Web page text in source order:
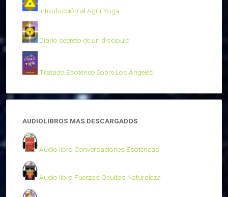
Introducción al Agni Yoga
Diario secreto de un discípulo
Tratado Esotérico Sobre Los Ángeles
AUDIOLIBROS MAS DESCARGADOS
Audio libro Conversaciones Esotéricas
Audio libro Fuerzas Ocultas Naturaleza